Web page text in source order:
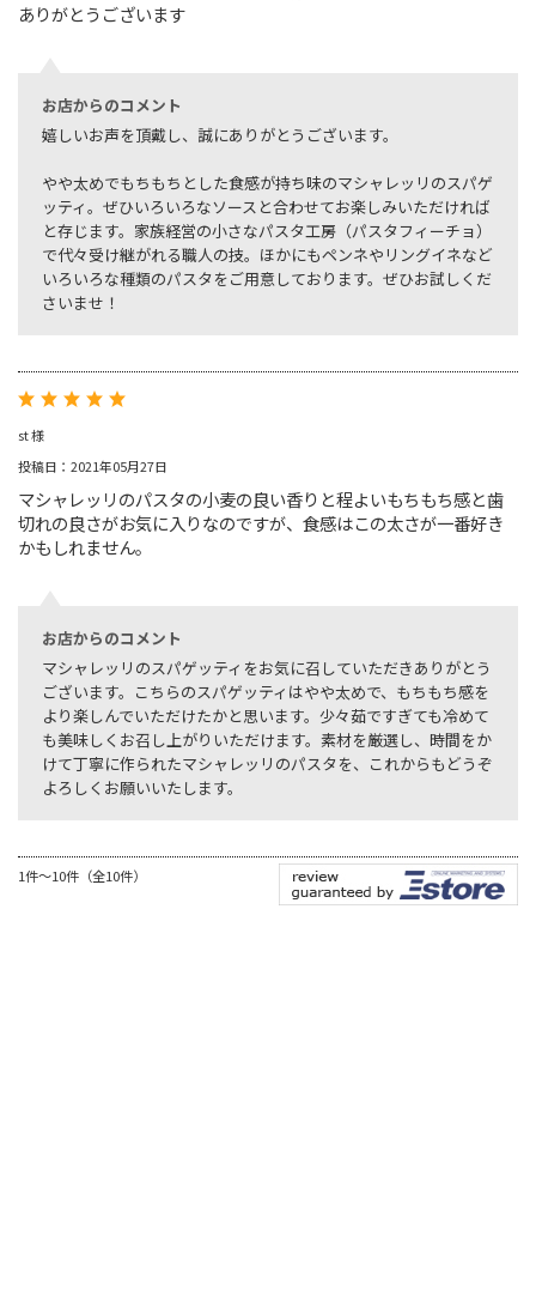
ありがとうございます
お店からのコメント
嬉しいお声を頂戴し、誠にありがとうございます。
やや太めでもちもちとした食感が持ち味のマシャレッリのスパゲ
ッティ。ぜひいろいろなソースと合わせてお楽しみいただければ
と存じます。家族経営の小さなパスタ工房（パスタフィーチョ）
で代々受け継がれる職人の技。ほかにもペンネやリングイネなど
いろいろな種類のパスタをご用意しております。ぜひお試しくだ
さいませ！
st 様
投稿日：2021年05月27日
マシャレッリのパスタの小麦の良い香りと程よいもちもち感と歯
切れの良さがお気に入りなのですが、食感はこの太さが一番好き
かもしれません。
お店からのコメント
マシャレッリのスパゲッティをお気に召していただきありがとう
ございます。こちらのスパゲッティはやや太めで、もちもち感を
より楽しんでいただけたかと思います。少々茹ですぎても冷めて
も美味しくお召し上がりいただけます。素材を厳選し、時間をか
けて丁寧に作られたマシャレッリのパスタを、これからもどうぞ
よろしくお願いいたします。
1件～10件（全10件）